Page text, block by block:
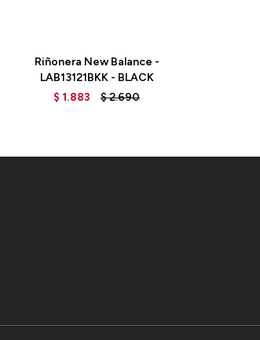
Riñonera New Balance -
LAB13121BKK - BLACK
$ 1.883 $2.690